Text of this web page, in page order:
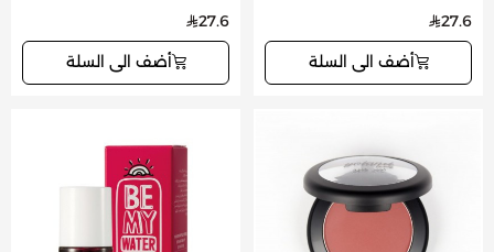
27.6
أضف الى السلة
27.6
أضف الى السلة